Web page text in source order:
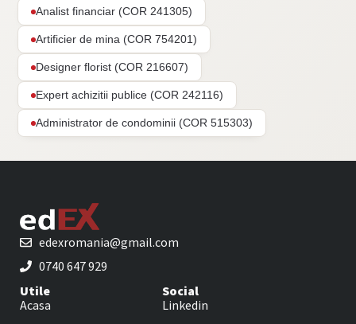
Analist financiar (COR 241305)
Artificier de mina (COR 754201)
Designer florist (COR 216607)
Expert achizitii publice (COR 242116)
Administrator de condominii (COR 515303)
edexromania@gmail.com
0740 647 929
Utile
Acasa
Social
Linkedin